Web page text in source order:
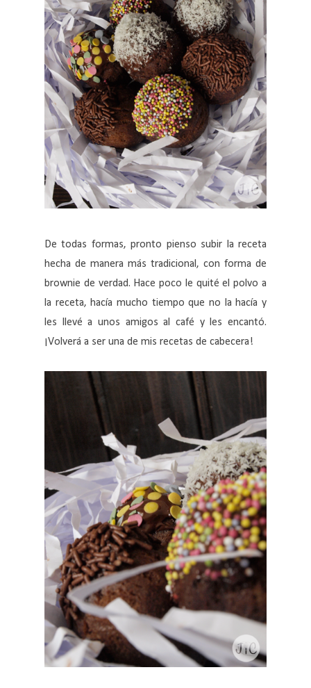
De todas formas, pronto pienso subir la receta
hecha de manera más tradicional, con forma de
brownie de verdad. Hace poco le quité el polvo a
la receta, hacía mucho tiempo que no la hacía y
les llevé a unos amigos al café y les encantó.
¡Volverá a ser una de mis recetas de cabecera!